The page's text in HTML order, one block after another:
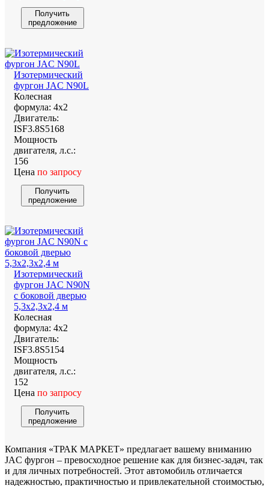
Получить
предложение
Изотермический
фургон JAC N90L
Колесная
формула: 4х2
Двигатель:
ISF3.8S5168
Мощность
двигателя, л.с.:
156
Цена по запросу
Получить
предложение
Изотермический
фургон JAC N90N
с боковой дверью
5,3х2,3х2,4 м
Колесная
формула: 4х2
Двигатель:
ISF3.8S5154
Мощность
двигателя, л.с.:
152
Цена по запросу
Получить
предложение
Компания «ТРАК МАРКЕТ» предлагает вашему вниманию
JAC фургон – превосходное решение как для бизнес-задач, так
и для личных потребностей. Этот автомобиль отличается
надежностью, практичностью и привлекательной стоимостью,